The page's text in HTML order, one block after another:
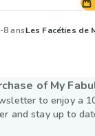
8 ansLes Facéties de
of My
to enjoy a
and stay up to